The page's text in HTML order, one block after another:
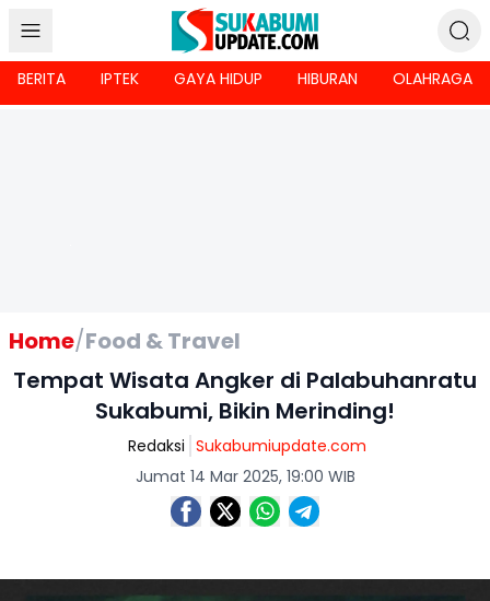
BERITA IPTEK GAYA HIDUP HIBURAN OLAHRAGA
Home/Food & Travel
Tempat Wisata Angker di Palabuhanratu
Sukabumi, Bikin Merinding!
Redaksi Sukabumiupdate.com
Jumat 14 Mar 2025, 19:00 WIB